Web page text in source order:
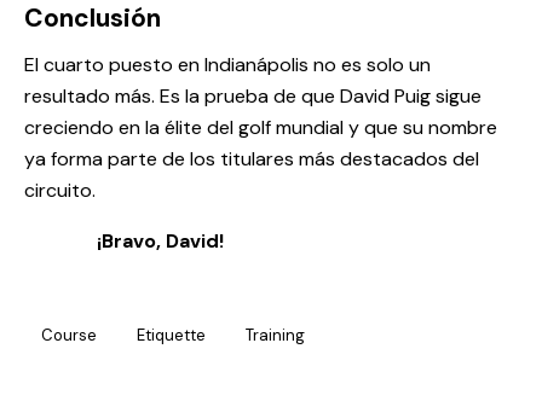
Conclusión
El cuarto puesto en Indianápolis no es solo un
resultado más. Es la prueba de que David Puig sigue
creciendo en la élite del golf mundial y que su nombre
ya forma parte de los titulares más destacados del
circuito.
¡Bravo, David!
Course Etiquette Training